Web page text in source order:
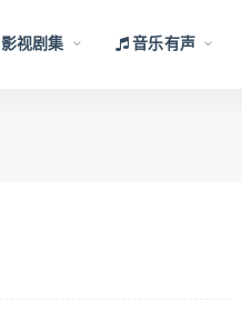
影视剧集 音乐有声